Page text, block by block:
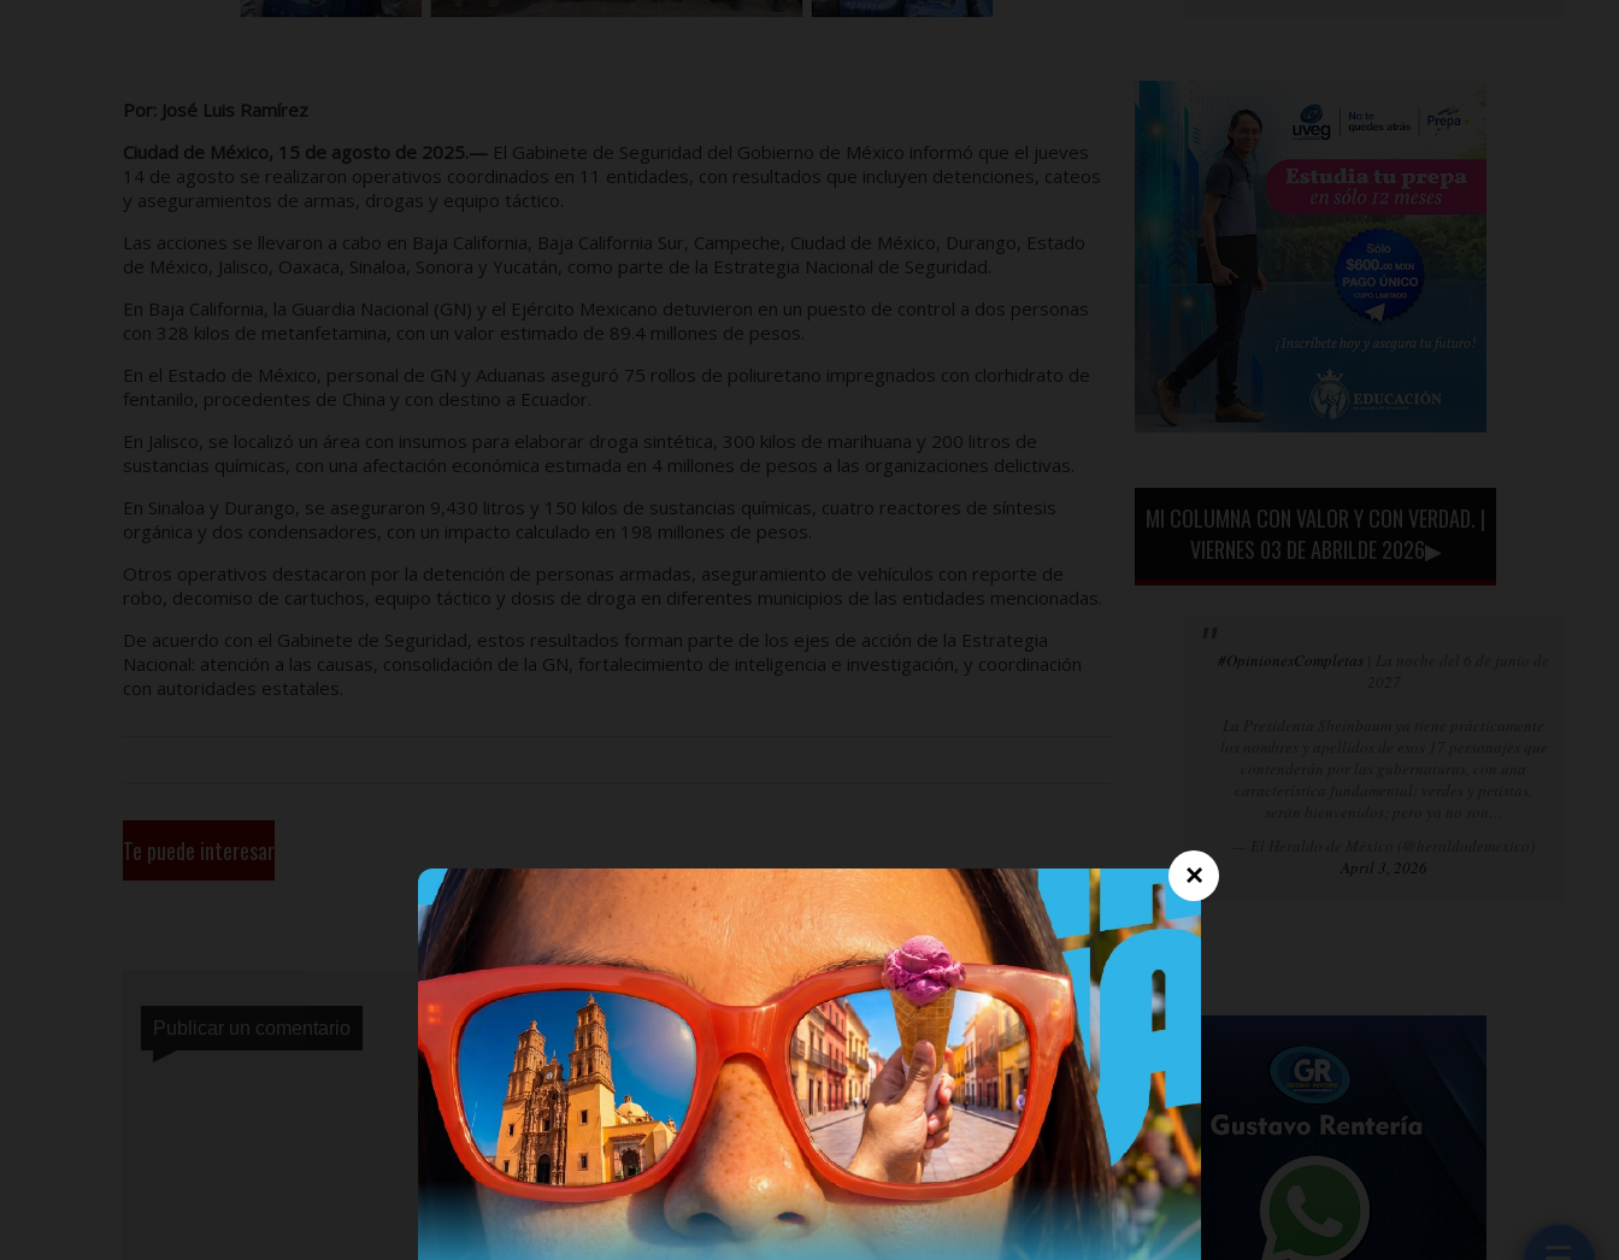
Por: José Luis Ramírez
Ciudad de México, 15 de agosto de 2025.— El Gabinete de Seguridad del Gobierno de México informó que el jueves
14 de agosto se realizaron operativos coordinados en 11 entidades, con resultados que incluyen detenciones, cateos
y aseguramientos de armas, drogas y equipo táctico.
Las acciones se llevaron a cabo en Baja California, Baja California Sur, Campeche, Ciudad de México, Durango, Estado
de México, Jalisco, Oaxaca, Sinaloa, Sonora y Yucatán, como parte de la Estrategia Nacional de Seguridad.
En Baja California, la Guardia Nacional (GN) y el Ejército Mexicano detuvieron en un puesto de control a dos personas
con 328 kilos de metanfetamina, con un valor estimado de 89.4 millones de pesos.
En el Estado de México, personal de GN y Aduanas aseguró 75 rollos de poliuretano impregnados con clorhidrato de
fentanilo, procedentes de China y con destino a Ecuador.
En Jalisco, se localizó un área con insumos para elaborar droga sintética, 300 kilos de marihuana y 200 litros de
sustancias químicas, con una afectación económica estimada en 4 millones de pesos a las organizaciones delictivas.
En Sinaloa y Durango, se aseguraron 9,430 litros y 150 kilos de sustancias químicas, cuatro reactores de síntesis
orgánica y dos condensadores, con un impacto calculado en 198 millones de pesos.
Otros operativos destacaron por la detención de personas armadas, aseguramiento de vehículos con reporte de
robo, decomiso de cartuchos, equipo táctico y dosis de droga en diferentes municipios de las entidades mencionadas.
De acuerdo con el Gabinete de Seguridad, estos resultados forman parte de los ejes de acción de la Estrategia
Nacional: atención a las causas, consolidación de la GN, fortalecimiento de inteligencia e investigación, y coordinación
con autoridades estatales.
Te puede interesar
Publicar un comentario
×
MI COLUMNA CON VALOR Y CON VERDAD. |
VIERNES 03 DE ABRILDE 2026▶
#OpinionesCompletas
April 3, 2026